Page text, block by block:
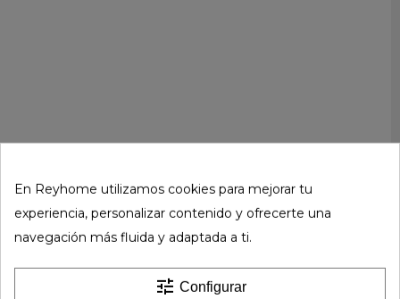
En Reyhome utilizamos cookies para mejorar tu
experiencia, personalizar contenido y ofrecerte una
navegación más fluida y adaptada a ti.
tune Configurar